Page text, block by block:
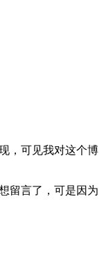
，可见我对这个博
留言了，可是因为